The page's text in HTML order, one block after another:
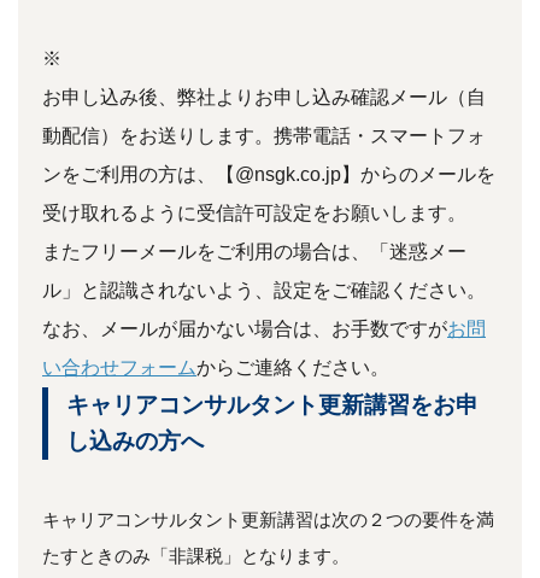
※
お申し込み後、弊社よりお申し込み確認メール（自
動配信）をお送りします。携帯電話・スマートフォ
ンをご利用の方は、【@nsgk.co.jp】からのメールを
受け取れるように受信許可設定をお願いします。
またフリーメールをご利用の場合は、「迷惑メー
ル」と認識されないよう、設定をご確認ください。
なお、メールが届かない場合は、お手数ですがお問
い合わせフォームからご連絡ください。
キャリアコンサルタント更新講習をお申
し込みの方へ
キャリアコンサルタント更新講習は次の２つの要件を満
たすときのみ「非課税」となります。